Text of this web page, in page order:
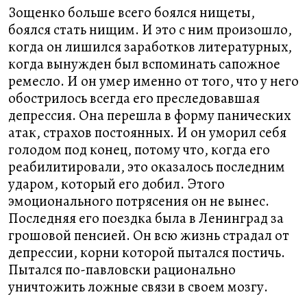
Зощенко больше всего боялся нищеты,
боялся стать нищим. И это с ним произошло,
когда он лишился заработков литературных,
когда вынужден был вспоминать сапожное
ремесло. И он умер именно от того, что у него
обострилось всегда его преследовавшая
депрессия. Она перешла в форму панических
атак, страхов постоянных. И он уморил себя
голодом под конец, потому что, когда его
реабилитировали, это оказалось последним
ударом, который его добил. Этого
эмоционального потрясения он не вынес.
Последняя его поездка была в Ленинград за
грошовой пенсией. Он всю жизнь страдал от
депрессии, корни которой пытался постичь.
Пытался по-павловски рационально
уничтожить ложные связи в своем мозгу.